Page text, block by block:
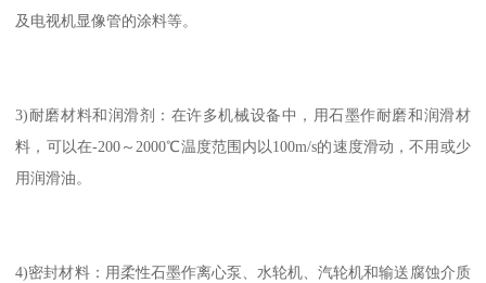
及电视机显像管的涂料等。
3)耐磨材料和润滑剂：在许多机械设备中，用石墨作耐磨和润滑材
料，可以在-200～2000℃温度范围内以100m/s的速度滑动，不用或少
用润滑油。
4)密封材料：用柔性石墨作离心泵、水轮机、汽轮机和输送腐蚀介质